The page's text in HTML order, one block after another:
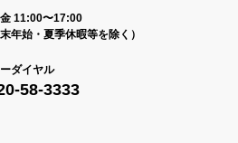
11:00〜17:00
末年始・夏季休暇等を除く）
ダイヤル
58-3333